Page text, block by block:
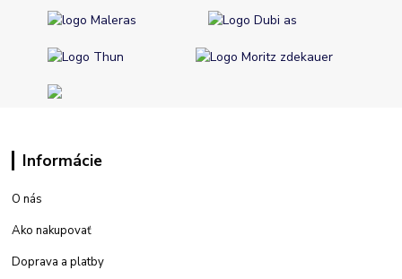
Informácie
O nás
Ako nakupovať
Doprava a platby